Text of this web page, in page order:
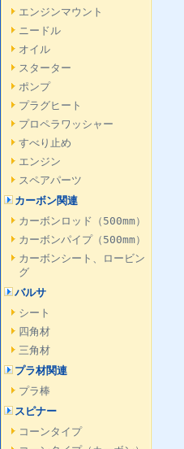
エンジンマウント
ニードル
オイル
スターター
ポンプ
プラグヒート
プロペラワッシャー
すべり止め
エンジン
スペアパーツ
カーボン関連
カーボンロッド（500mm）
カーボンパイプ（500mm）
カーボンシート、ロービン
グ
バルサ
シート
四角材
三角材
プラ材関連
プラ棒
スピナー
コーンタイプ